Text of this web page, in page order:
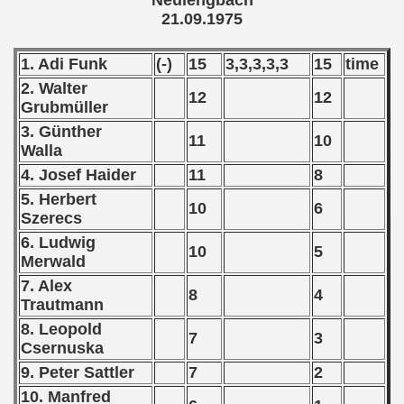
21.09.1975
1. Adi Funk (-) 15 3,3,3,3,3 15
time
2. Walter
Grubmüller
12
12
3. Günther
Walla
11
10
4. Josef Haider
11
8
5. Herbert
Szerecs
10
6
6. Ludwig
Merwald
10
5
7. Alex
Trautmann
8
4
8. Leopold
Csernuska
7
3
9. Peter Sattler
7
2
10. Manfred
1983
1984
1986
- 1988
- 1989
- 1990